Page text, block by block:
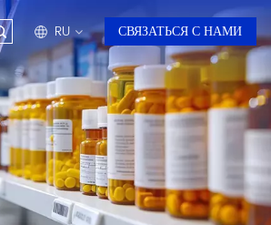
RU СВЯЗАТЬСЯ С НАМИ